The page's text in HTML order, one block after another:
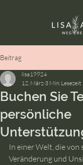
Beitrag
Buchen Sie
persönliche
lisa19924
12. März 3 Min. Lesezeit
In einer Welt, die von
Veränderung und